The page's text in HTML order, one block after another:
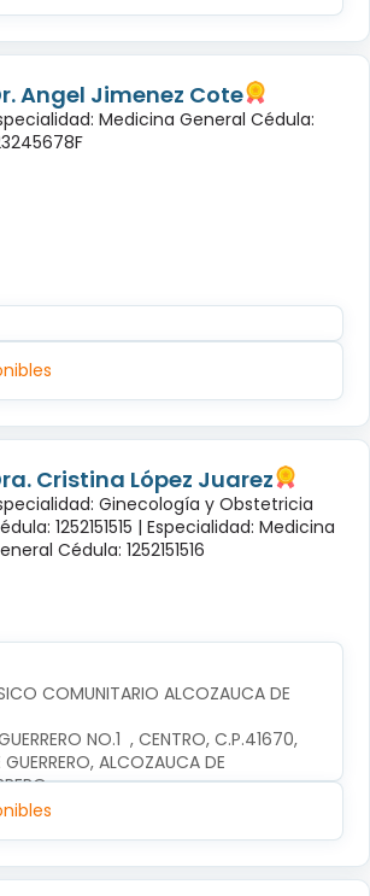
Angel Jimenez Cote
Medicina General Cédula:
Cristina López Juarez
Ginecología y Obstetricia
1252151515 | Especialidad: Medicina
Cédula: 1252151516
COMUNITARIO ALCOZAUCA DE
NO.1  , CENTRO, C.P.41670,
ALCOZAUCA DE